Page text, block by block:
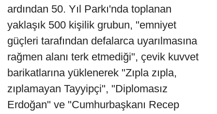
ardından 50. Yıl Parkı'nda toplanan
yaklaşık 500 kişilik grubun, "emniyet
güçleri tarafından defalarca uyarılmasına
rağmen alanı terk etmediği", çevik kuvvet
barikatlarına yüklenerek "Zıpla zıpla,
zıplamayan Tayyipçi", "Diplomasız
Erdoğan" ve "Cumhurbaşkanı Recep